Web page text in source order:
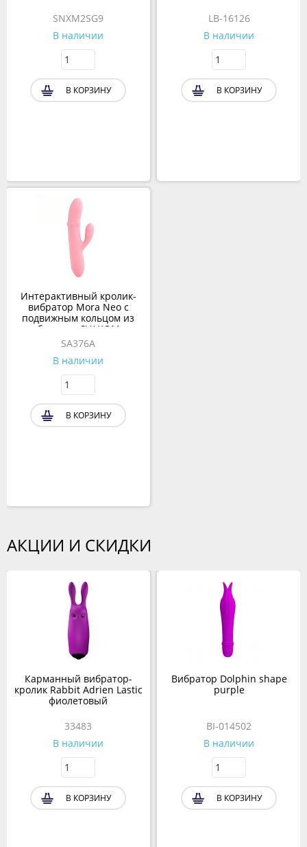
SNXM2SG9
В наличии
В КОРЗИНУ
Интерактивный кролик-
вибратор Mora Neo c
подвижным кольцом из
бусин от SVAKOM
SA376A
В наличии
В КОРЗИНУ
LB-16126
В наличии
В КОРЗИНУ
АКЦИИ И СКИДКИ
Карманный вибратор-
кролик Rabbit Adrien Lastic
фиолетовый
33483
В наличии
В КОРЗИНУ
Вибратор Dolphin shape
purple
BI-014502
В наличии
В КОРЗИНУ